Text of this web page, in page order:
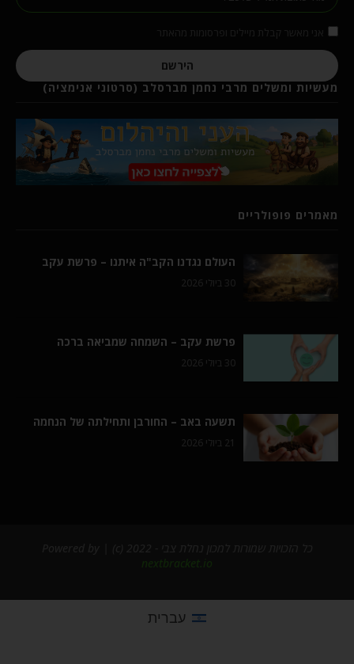
הירשם
מעשיות ומשלים מרבי נחמן מברסלב (סרטוני אנימציה)
מאמרים פופולריים
העולם נגדנו הקב"ה איתנו – פרשת עקב
פרשת עקב – השמחה שמביאה ברכה
תשעה באב – החורבן ותחילתה של הנחמה
nextbracket.io
עברית